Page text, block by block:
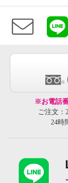
※お電話
ご注文：
24時